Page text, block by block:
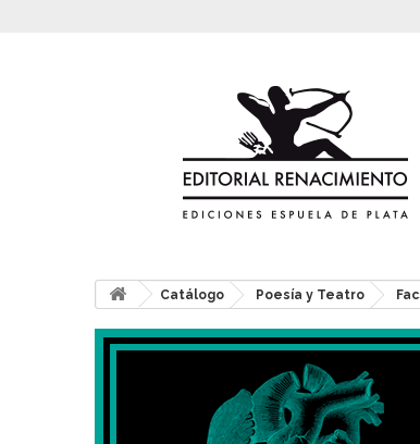
Catálogo Poesía y Teatro